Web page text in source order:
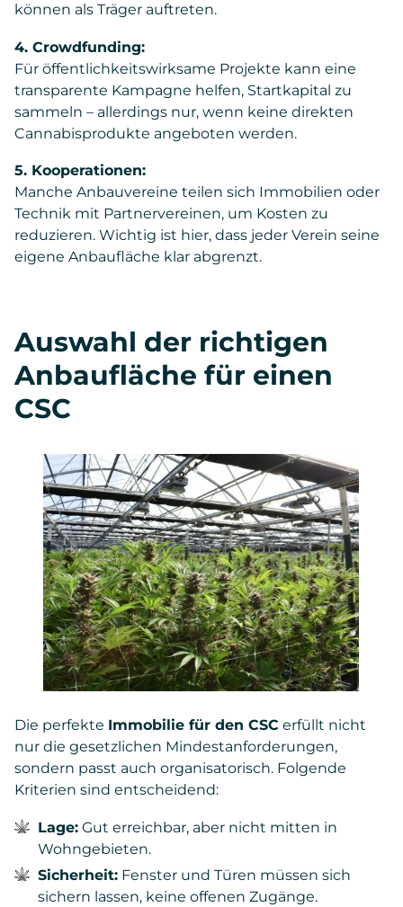
können als Träger auftreten.
4. Crowdfunding:
Für öffentlichkeitswirksame Projekte kann eine
transparente Kampagne helfen, Startkapital zu
sammeln – allerdings nur, wenn keine direkten
Cannabisprodukte angeboten werden.
5. Kooperationen:
Manche Anbauvereine teilen sich Immobilien oder
Technik mit Partnervereinen, um Kosten zu
reduzieren. Wichtig ist hier, dass jeder Verein seine
eigene Anbaufläche klar abgrenzt.
Auswahl der richtigen
Anbaufläche für einen
CSC
Die perfekte Immobilie für den CSC erfüllt nicht
nur die gesetzlichen Mindestanforderungen,
sondern passt auch organisatorisch. Folgende
Kriterien sind entscheidend:
Lage: Gut erreichbar, aber nicht mitten in
Wohngebieten.
Sicherheit: Fenster und Türen müssen sich
sichern lassen, keine offenen Zugänge.